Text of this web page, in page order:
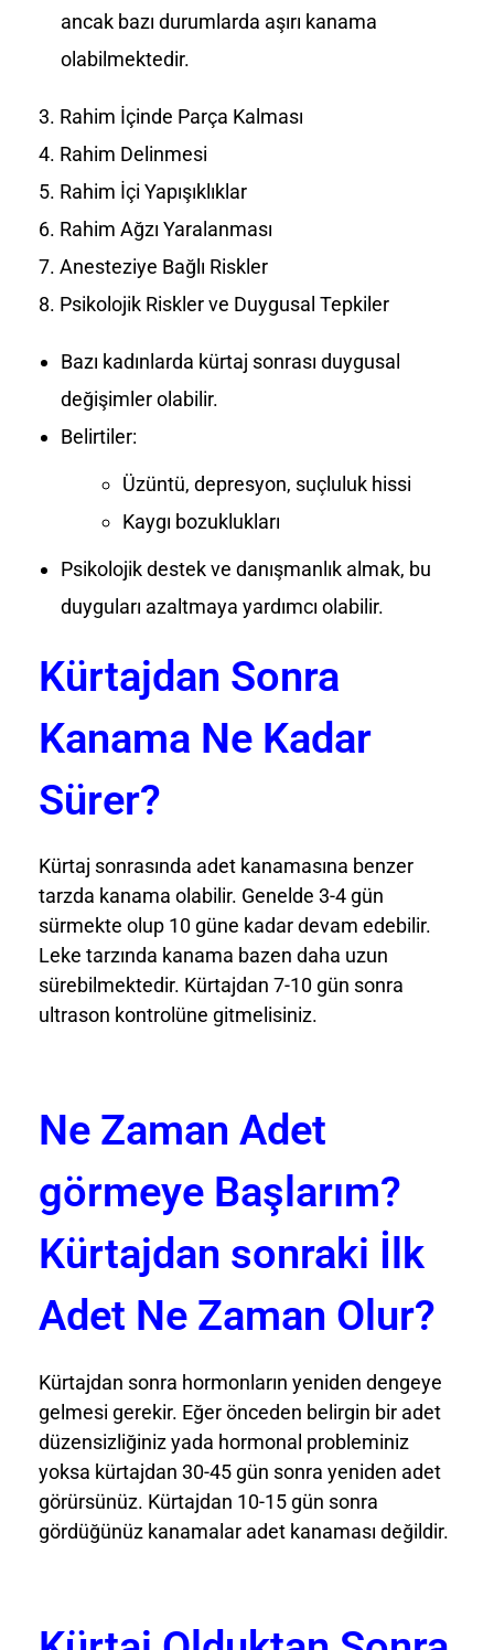
ancak bazı durumlarda aşırı kanama
olabilmektedir.
Rahim İçinde Parça Kalması
Rahim Delinmesi
Rahim İçi Yapışıklıklar
Rahim Ağzı Yaralanması
Anesteziye Bağlı Riskler
Psikolojik Riskler ve Duygusal Tepkiler
Bazı kadınlarda kürtaj sonrası duygusal
değişimler olabilir.
Belirtiler:
Üzüntü, depresyon, suçluluk hissi
Kaygı bozuklukları
Psikolojik destek ve danışmanlık almak, bu
duyguları azaltmaya yardımcı olabilir.
Kürtajdan Sonra
Kanama Ne Kadar
Sürer?
Kürtaj sonrasında adet kanamasına benzer
tarzda kanama olabilir. Genelde 3-4 gün
sürmekte olup 10 güne kadar devam edebilir.
Leke tarzında kanama bazen daha uzun
sürebilmektedir. Kürtajdan 7-10 gün sonra
ultrason kontrolüne gitmelisiniz.
Ne Zaman Adet
görmeye Başlarım?
Kürtajdan sonraki İlk
Adet Ne Zaman Olur?
Kürtajdan sonra hormonların yeniden dengeye
gelmesi gerekir. Eğer önceden belirgin bir adet
düzensizliğiniz yada hormonal probleminiz
yoksa kürtajdan 30-45 gün sonra yeniden adet
görürsünüz. Kürtajdan 10-15 gün sonra
gördüğünüz kanamalar adet kanaması değildir.